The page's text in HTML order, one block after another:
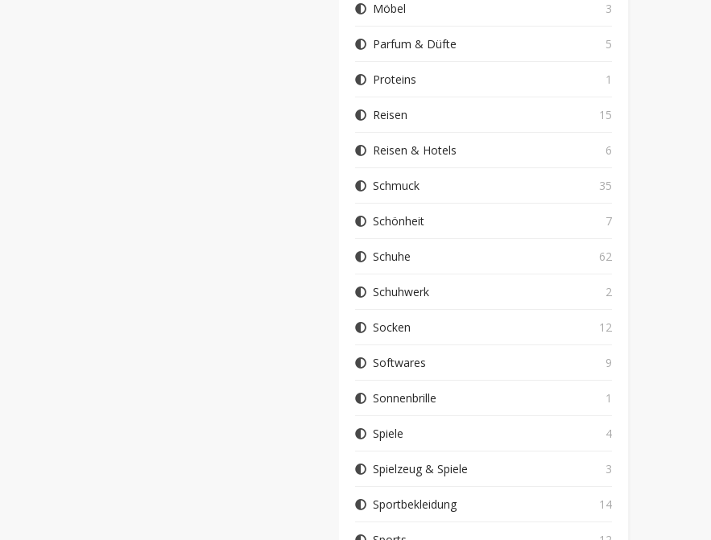
Möbel 3
Parfum & Düfte 5
Proteins 1
Reisen 15
Reisen & Hotels 6
Schmuck 35
Schönheit 7
Schuhe 62
Schuhwerk 2
Socken 12
Softwares 9
Sonnenbrille 1
Spiele 4
Spielzeug & Spiele 3
Sportbekleidung 14